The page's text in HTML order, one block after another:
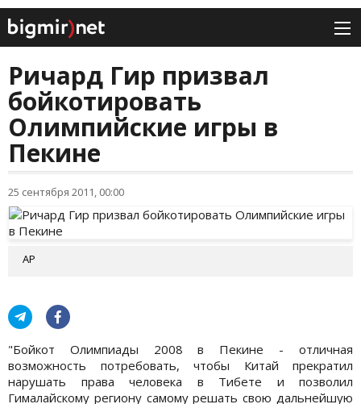
Ричард Гир призвал
бойкотировать
Олимпийские игры в
Пекине
25 сентября 2011, 00:00
АР
"Бойкот Олимпиады 2008 в Пекине - отличная
возможность потребовать, чтобы Китай прекратил
нарушать права человека в Тибете и позволил
Гималайскому региону самому решать свою дальнейшую